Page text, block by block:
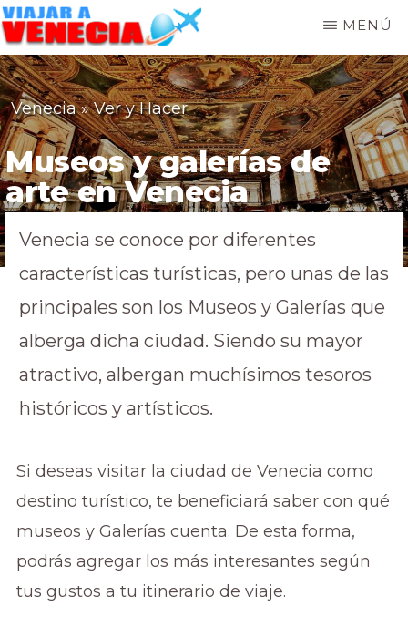
VIAJAR
A
VENECIA
MENÚ
Venecia »Ver y Hacer
Museos y galerías de
arte en Venecia
Venecia se conoce por diferentes
características turísticas, pero unas de las
principales son los Museos y Galerías que
alberga dicha ciudad. Siendo su mayor
atractivo, albergan muchísimos tesoros
históricos y artísticos.
Si deseas visitar la ciudad de Venecia como
destino turístico, te beneficiará saber con qué
museos y Galerías cuenta. De esta forma,
podrás agregar los más interesantes según
tus gustos a tu itinerario de viaje.